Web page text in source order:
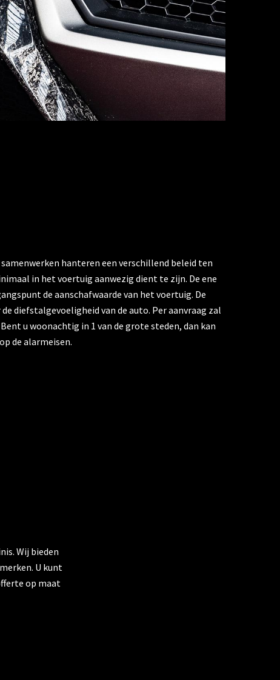
hanteren een verschillend beleid ten
in het voertuig aanwezig dient te zijn. De ene
de aanschafwaarde van het voertuig. De
diefstalgevoeligheid van de auto. Per aanvraag zal
u woonachtig in 1 van de grote steden, dan kan
de alarmeisen.
Wij bieden
U kunt
op maat